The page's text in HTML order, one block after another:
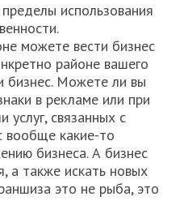
использования
можете вести бизнес
районе вашего
бизнес. Можете ли вы
в рекламе или при
услуг, связанных с
вообще какие-то
бизнеса. А бизнес
а также искать новых
это не рыба, это